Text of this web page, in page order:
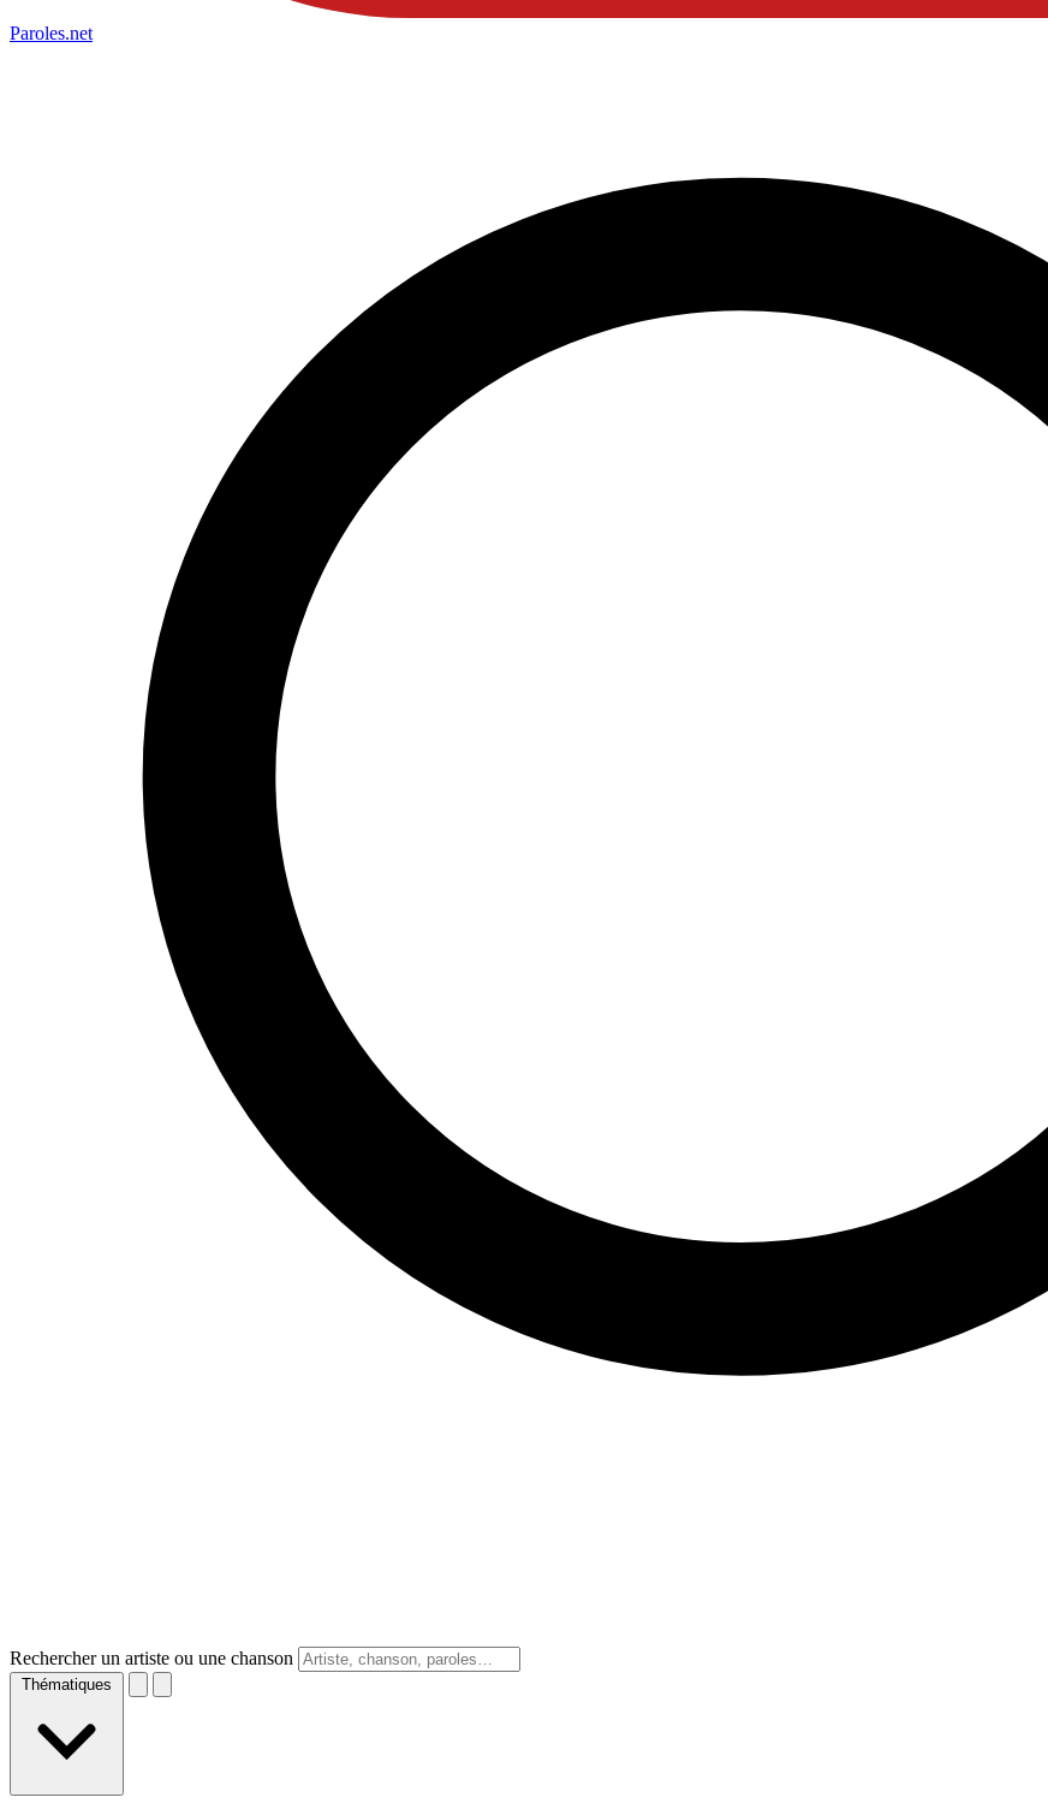
Paroles.net
Rechercher un artiste ou une chanson
Thématiques